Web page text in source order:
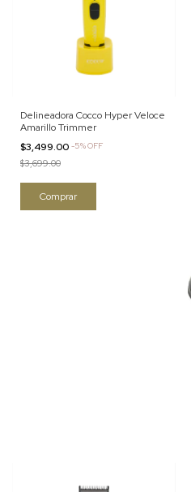
Delineadora Cocco Hyper Veloce
Amarillo Trimmer
$3,499.00 -5%OFF
$3,699.00